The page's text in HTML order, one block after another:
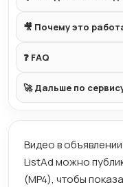
🎥 Почему это
❓ FAQ
🚀 Дальше по
Видео в
ListAd можно
(MP4), чтобы